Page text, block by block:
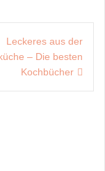
Leckeres aus der
– Die besten
Kochbücher